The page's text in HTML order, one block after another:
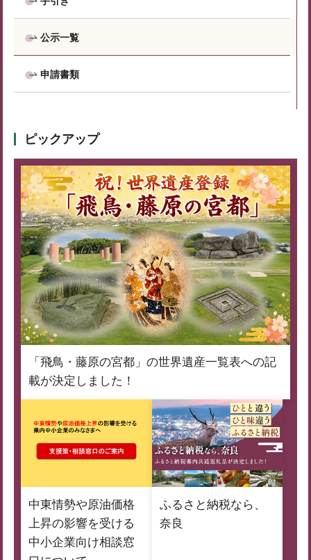
公示一覧
申請書類
ピックアップ
「飛鳥・藤原の宮都」の世界遺産一覧表への記
載が決定しました！
中東情勢や原油価格
上昇の影響を受ける
中小企業向け相談窓
ふるさと納税なら、
奈良